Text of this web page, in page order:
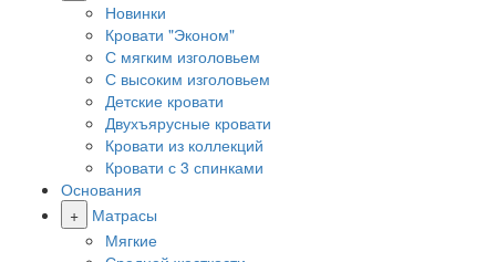
Новинки
Кровати "Эконом"
С мягким изголовьем
С высоким изголовьем
Детские кровати
Двухъярусные кровати
Кровати из коллекций
Кровати с 3 спинками
Основания
+
Матрасы
Мягкие